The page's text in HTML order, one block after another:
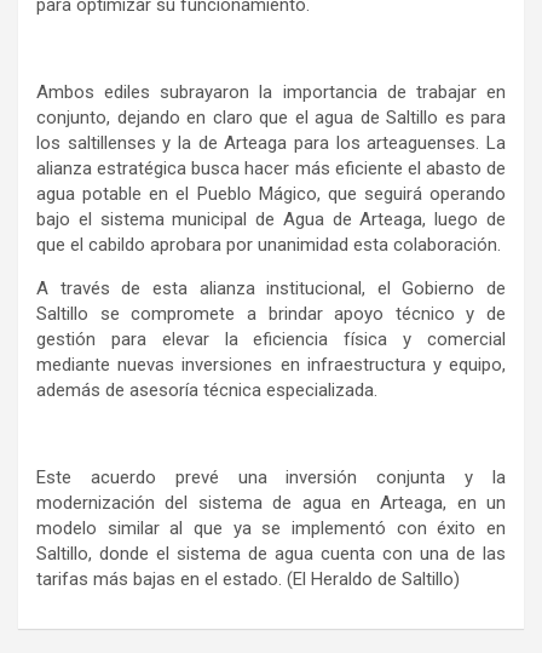
para optimizar su funcionamiento.
Ambos ediles subrayaron la importancia de trabajar en
conjunto, dejando en claro que el agua de Saltillo es para
los saltillenses y la de Arteaga para los arteaguenses. La
alianza estratégica busca hacer más eficiente el abasto de
agua potable en el Pueblo Mágico, que seguirá operando
bajo el sistema municipal de Agua de Arteaga, luego de
que el cabildo aprobara por unanimidad esta colaboración.
A través de esta alianza institucional, el Gobierno de
Saltillo se compromete a brindar apoyo técnico y de
gestión para elevar la eficiencia física y comercial
mediante nuevas inversiones en infraestructura y equipo,
además de asesoría técnica especializada.
Este acuerdo prevé una inversión conjunta y la
modernización del sistema de agua en Arteaga, en un
modelo similar al que ya se implementó con éxito en
Saltillo, donde el sistema de agua cuenta con una de las
tarifas más bajas en el estado. (El Heraldo de Saltillo)